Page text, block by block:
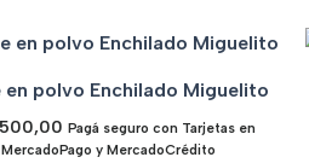
en polvo Enchilado Miguelito
Pagá seguro con Tarjetas en
MercadoPago y MercadoCrédito